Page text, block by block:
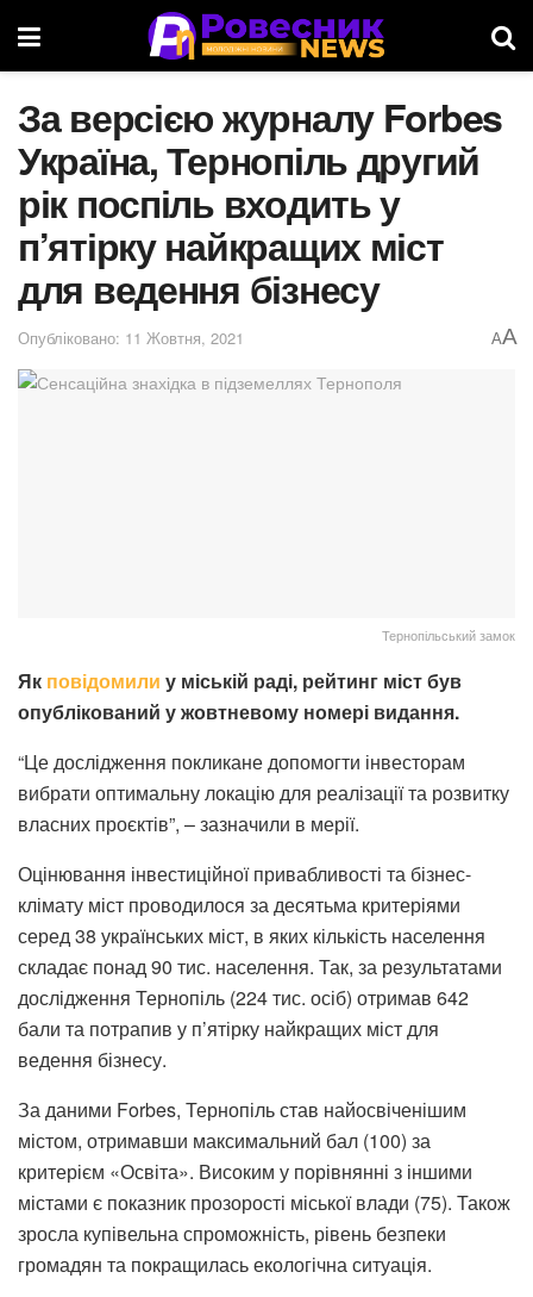
За версією журналу Forbes
Україна, Тернопіль другий
рік поспіль входить у
п’ятірку найкращих міст
для ведення бізнесу
Опубліковано: 11 Жовтня, 2021 AA
Тернопільський замок
Як повідомили у міській раді, рейтинг міст був
опублікований у жовтневому номері видання.
“Це дослідження покликане допомогти інвесторам
вибрати оптимальну локацію для реалізації та розвитку
власних проєктів”, – зазначили в мерії.
Оцінювання інвестиційної привабливості та бізнес-
клімату міст проводилося за десятьма критеріями
серед 38 українських міст, в яких кількість населення
складає понад 90 тис. населення. Так, за результатами
дослідження Тернопіль (224 тис. осіб) отримав 642
бали та потрапив у п’ятірку найкращих міст для
ведення бізнесу.
За даними Forbes, Тернопіль став найосвіченішим
містом, отримавши максимальний бал (100) за
критерієм «Освіта». Високим у порівнянні з іншими
містами є показник прозорості міської влади (75). Також
зросла купівельна спроможність, рівень безпеки
громадян та покращилась екологічна ситуація.